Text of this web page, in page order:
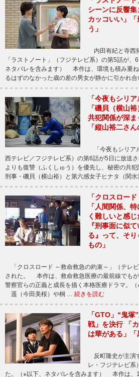
シーンに反響
カッコいい」
う」
内田有紀と寺西
「ラストノート」（フジテレビ系）の第5話が、
ネタバレを含みます） 本作は、環境も積み重
るはずのなかった歳の差の男女が静かに引かれ
「今夜もシリ
「磯貝（横山
共犯関係が深ま
「縦山裕二さ
「今夜もシリア
西テレビ／フジテレビ系）の第6話が5日に放送
よりも復讐（ふくしゅう）を優先し、秘密の共
刑事・磯貝（横山裕）と第六感女子ヒナタ（関
「クロスロー
「人間関係、
く難しいと感
『刑事面に似
る』って、そ
もの」
「クロスロード ～救命救急の約束～」（テレ
された。 本作は、救命救急医療の最前線でもが
警察官らの正義と成長を描く本格医療ドラマ。（
遥（今田美桜）や桐 … 続きを読む
「GTO」“鬼
戦」を決行 「
は華がある」「
反町隆史が主演
レ・フジテレビ系
た。（※以下、ネタバレを含みます） 本作は、